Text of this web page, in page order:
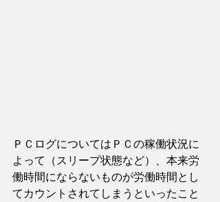
ＰＣログについてはＰＣの稼働状況に
よって（スリープ状態など）、本来労
働時間にならないものが労働時間とし
てカウントされてしまうといったこと